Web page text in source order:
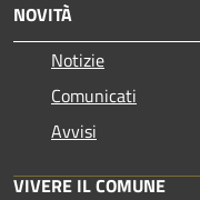
NOVITÀ
Notizie
Comunicati
Avvisi
VIVERE IL COMUNE